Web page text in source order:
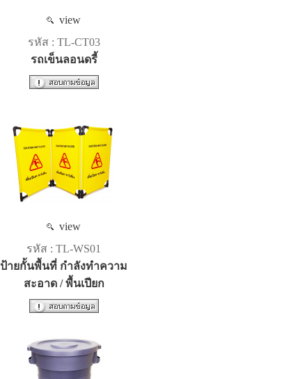
view
รหัส : TL-CT03
รถเข็นลอนดรี้
view
รหัส : TL-WS01
ป้ายกั้นพื้นที่ กำลังทำความ
สะอาด / พื้นเปียก